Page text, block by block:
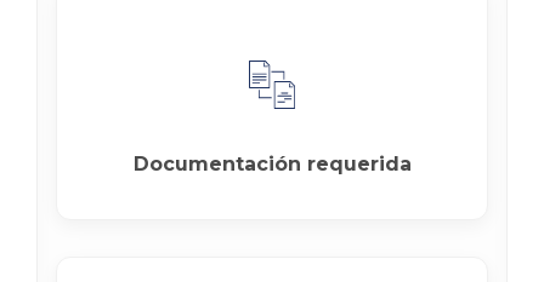
Documentación requerida